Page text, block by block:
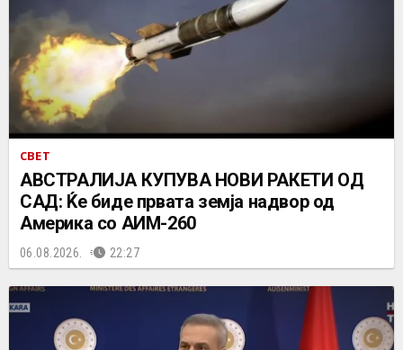
СВЕТ
АВСТРАЛИЈА КУПУВА НОВИ РАКЕТИ ОД
САД: Ќе биде првата земја надвор од
Америка со АИМ-260
06.08.2026. 22:27